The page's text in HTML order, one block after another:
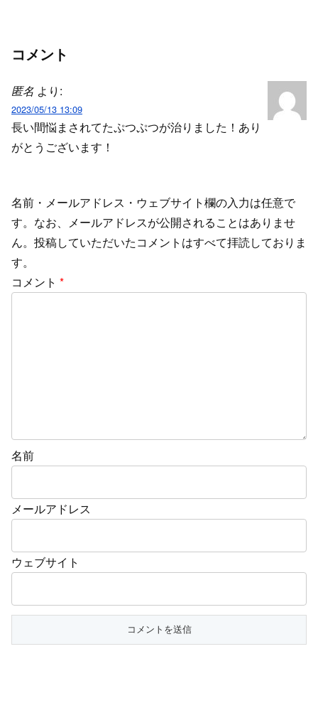
コメント
匿名 より:
2023/05/13 13:09
長い間悩まされてたぷつぷつが治りました！あり
がとうございます！
名前・メールアドレス・ウェブサイト欄の入力は任意で
す。なお、メールアドレスが公開されることはありませ
ん。投稿していただいたコメントはすべて拝読しておりま
す。
コメント *
名前
メールアドレス
ウェブサイト